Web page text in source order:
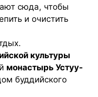
сюда, чтобы
и очистить
культуры
монастырь Устуу-
буддийского